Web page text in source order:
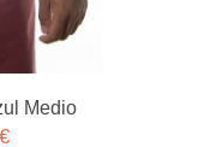
Medio